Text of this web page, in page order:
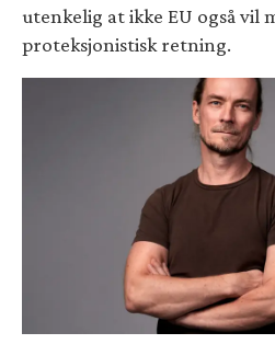
utenkelig at ikke EU også vil
proteksjonistisk retning.